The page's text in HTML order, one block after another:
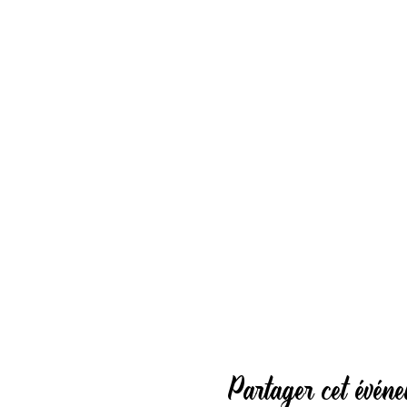
Partager cet